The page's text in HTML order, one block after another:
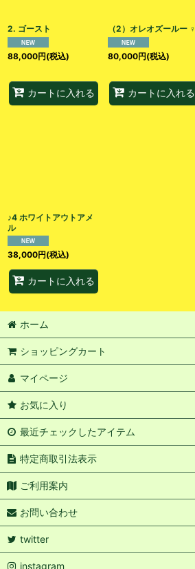
2. ゴースト
88,000円(税込)
カートに入れる
（2）オレオズールー ♀
80,000円(税込)
カートに入れる
♪4 ホワイトアウトアメ
ル
38,000円(税込)
カートに入れる
ホーム
ショッピングカート
マイページ
お気に入り
最近チェックしたアイテム
特定商取引法表示
ご利用案内
お問い合わせ
twitter
instagram